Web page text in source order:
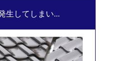
生してしまい...